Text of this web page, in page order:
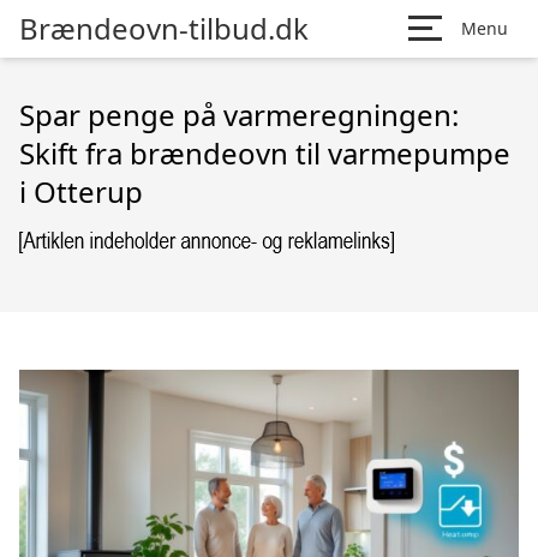
Brændeovn-tilbud.dk Menu
Spar penge på varmeregningen:
Skift fra brændeovn til varmepumpe
i Otterup